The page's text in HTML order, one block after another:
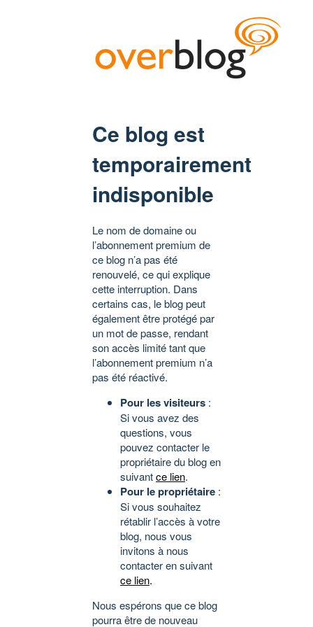
Ce blog est
temporairement
indisponible
Le nom de domaine ou
l’abonnement premium de
ce blog n’a pas été
renouvelé, ce qui explique
cette interruption. Dans
certains cas, le blog peut
également être protégé par
un mot de passe, rendant
son accès limité tant que
l’abonnement premium n’a
pas été réactivé.
Pour les visiteurs :
Si vous avez des
questions, vous
pouvez contacter le
propriétaire du blog en
suivantce lien.
Pour le propriétaire :
Si vous souhaitez
rétablir l’accès à votre
blog, nous vous
invitons à nous
contacter en suivant
ce lien.
Nous espérons que ce blog
pourra être de nouveau